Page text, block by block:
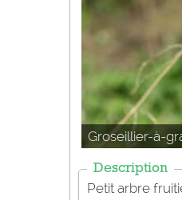
Groseillier-à-
Description
Petit arbre